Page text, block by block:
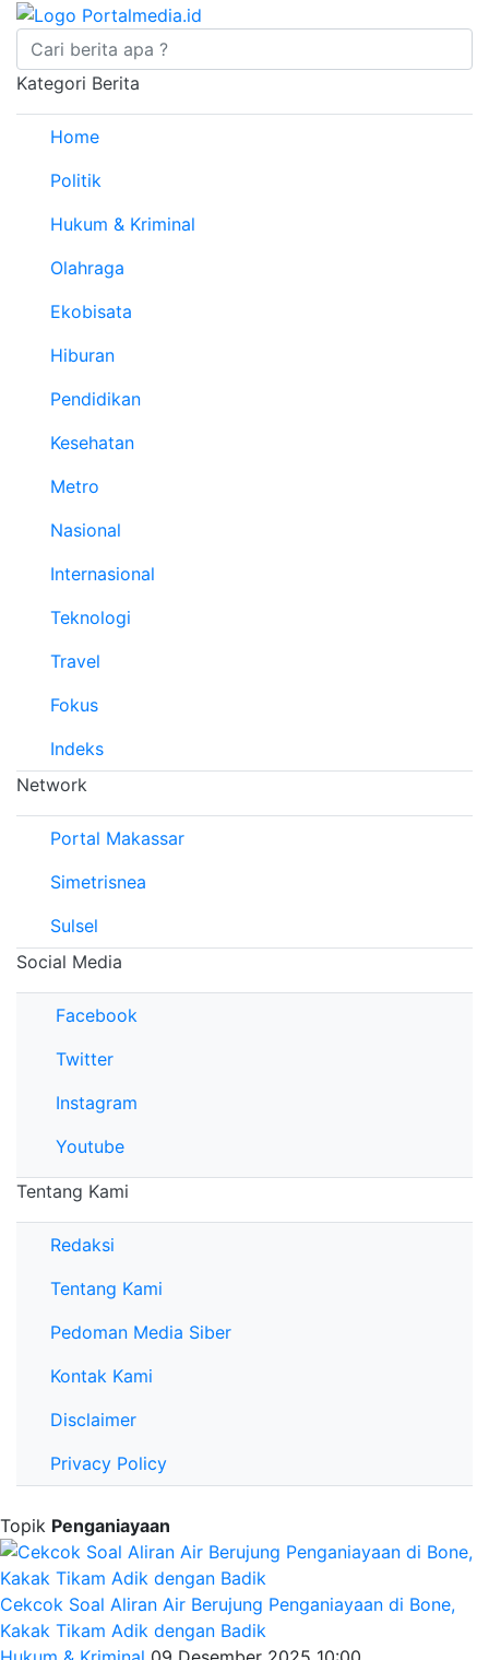
Kategori Berita
Home
Politik
Hukum & Kriminal
Olahraga
Ekobisata
Hiburan
Pendidikan
Kesehatan
Metro
Nasional
Internasional
Teknologi
Travel
Fokus
Indeks
Network
Portal Makassar
Simetrisnea
Sulsel
Social Media
Facebook
Twitter
Instagram
Youtube
Tentang Kami
Redaksi
Tentang Kami
Pedoman Media Siber
Kontak Kami
Disclaimer
Privacy Policy
Topik Penganiayaan
Cekcok Soal Aliran Air Berujung Penganiayaan di Bone,
Kakak Tikam Adik dengan Badik